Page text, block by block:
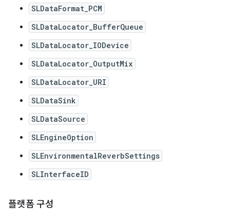
SLDataFormat_PCM
SLDataLocator_BufferQueue
SLDataLocator_IODevice
SLDataLocator_OutputMix
SLDataLocator_URI
SLDataSink
SLDataSource
SLEngineOption
SLEnvironmentalReverbSettings
SLInterfaceID
플랫폼 구성